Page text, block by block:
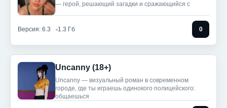
— герой, решающий загадки и сражающийся с
Версия: 6.3 1.3 Гб 0
Uncanny (18+)
Uncanny — визуальный роман в современном
городе, где ты играешь одинокого полицейского:
общаешься